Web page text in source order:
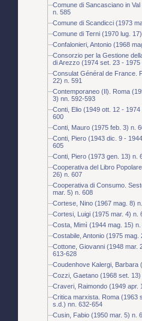
Comune di Sancasciano in
n. 585
Comune di Scandicci (1973
Comune di Terni (1970 lug.
Confalonieri, Antonio (1968
Consorzio per la Gestione
di Arezzo (1974 set. 23 -
Consulat Général de France.
22) n. 591
Contemporaneo (Il). Roma
3) nn. 592-593
Conti, Elio (1949 ott. 12 -
600
Conti, Mauro (1975 feb. 3) n.
Conti, Piero (1943 dic. 9 -
605
Conti, Piero (1973 gen. 13) n.
Cooperativa del Libro
26) n. 607
Cooperativa di Consumo.
mar. 5) n. 608
Cortese, Nino (1967 mag. 8)
Cortesi, Luigi (1975 mar. 4) n.
Costa, Mimì (1944 mag. 15) n.
Costabile, Antonio (1975 mag.
Cottone, Giovanni (1948 mar.
613-628
Coudenhove Kalergi, Barbara
Cozzi, Gaetano (1968 set. 13)
Craveri, Raimondo (1949 apr.
Critica marxista. Roma (1963
s.d.) nn. 632-654
Cusin, Fabio (1950 mar. 5) n.